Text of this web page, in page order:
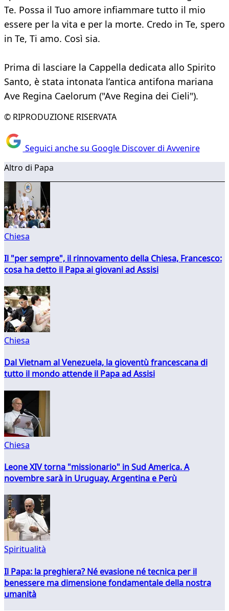
Te. Possa il Tuo amore infiammare tutto il mio
essere per la vita e per la morte. Credo in Te, spero
in Te, Ti amo. Così sia.
Prima di lasciare la Cappella dedicata allo Spirito
Santo, è stata intonata l’antica antifona mariana
Ave Regina Caelorum ("Ave Regina dei Cieli").
© RIPRODUZIONE RISERVATA
Seguici anche su Google Discover di Avvenire
Altro di Papa
Chiesa
Il "per sempre", il rinnovamento della Chiesa, Francesco:
cosa ha detto il Papa ai giovani ad Assisi
Chiesa
Dal Vietnam al Venezuela, la gioventù francescana di
tutto il mondo attende il Papa ad Assisi
Chiesa
Leone XIV torna "missionario" in Sud America. A
novembre sarà in Uruguay, Argentina e Perù
Spiritualità
Il Papa: la preghiera? Né evasione né tecnica per il
benessere ma dimensione fondamentale della nostra
umanità